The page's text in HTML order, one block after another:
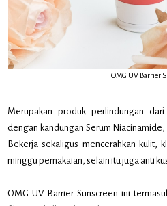
OMG UV Barrier
Merupakan produk perlindungan
dengan kandungan Serum Niacinamide,
Bekerja sekaligus mencerahkan kulit,
minggu pemakaian, selain itu juga anti
OMG UV Barrier Sunscreen ini